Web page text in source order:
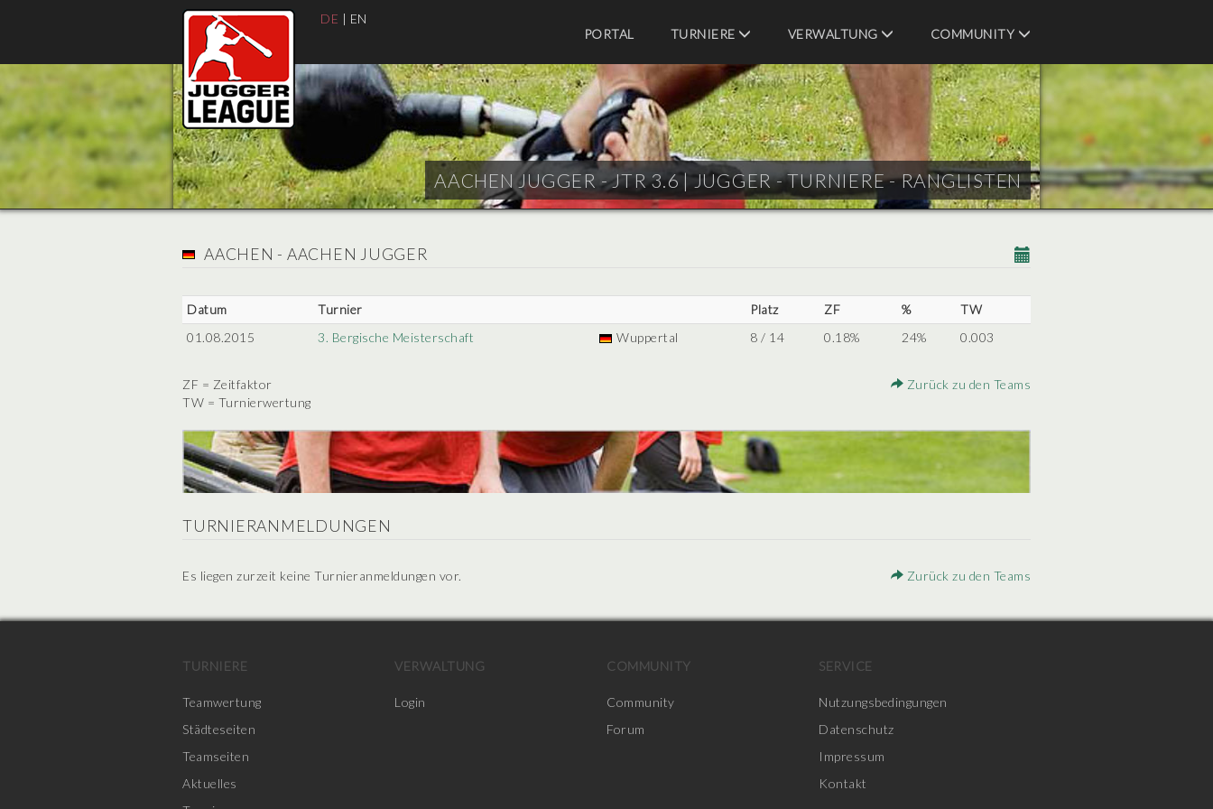
DE | EN
PORTAL
TURNIERE VERWALTUNG COMMUNITY
AACHEN JUGGER - JTR 3.6 |JUGGER - TURNIERE - RANGLISTEN
AACHEN - AACHEN JUGGER
Datum Turnier Platz ZF %
TW
01.08.2015
3. Bergische Meisterschaft Wuppertal 8 / 14 0.18% 24% 0.003
ZF = Zeitfaktor
TW = Turnierwertung
Zurück zu den Teams
TURNIERANMELDUNGEN
Es liegen zurzeit keine Turnieranmeldungen vor. Zurück zu den Teams
TURNIERE
Teamwertung
Städteseiten
Teamseiten
Aktuelles
VERWALTUNG
Login
COMMUNITY
Community
Forum
SERVICE
Nutzungsbedingungen
Datenschutz
Impressum
Kontakt